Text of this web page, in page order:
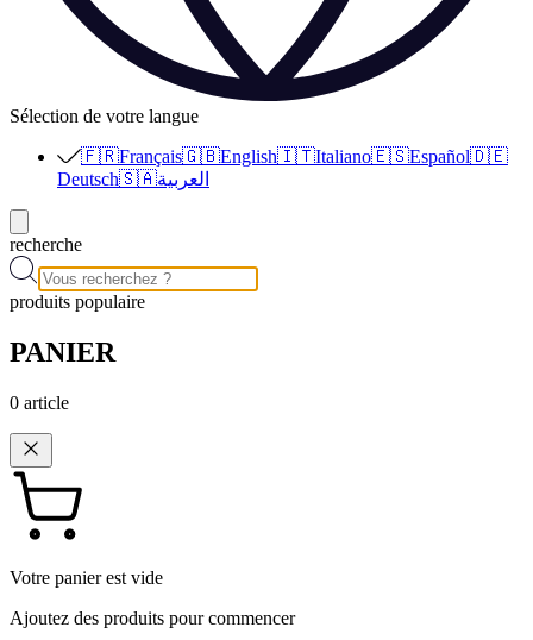
Sélection de votre langue
🇫🇷Français🇬🇧English🇮🇹Italiano🇪🇸Español🇩🇪
Deutsch🇸🇦العربية
recherche
produits populaire
PANIER
0 article
Votre panier est vide
Ajoutez des produits pour commencer